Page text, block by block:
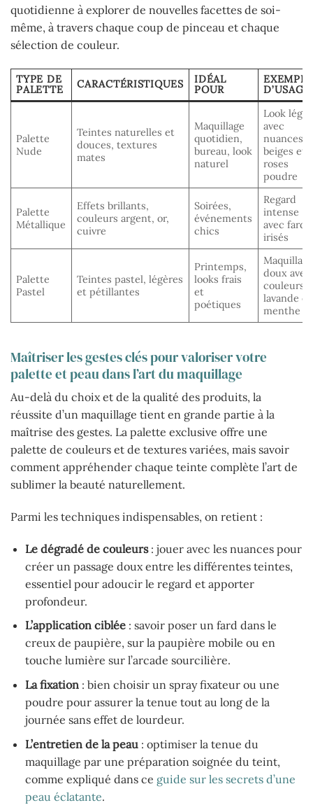
quotidienne à explorer de nouvelles facettes de soi-
même, à travers chaque coup de pinceau et chaque
sélection de couleur.
TYPE DE
PALETTE
CARACTÉRISTIQUES
IDÉAL
POUR
EXEMPLE
D’USAGE
Palette
Nude
Teintes naturelles et
douces, textures
mates
Maquillage
quotidien,
bureau, look
naturel
Look léger
avec
nuances
beiges et
roses
poudre
Palette
Métallique
Effets brillants,
couleurs argent, or,
cuivre
Soirées,
événements
chics
Regard
intense
avec fards
irisés
Palette
Pastel
Teintes pastel, légères
et pétillantes
Printemps,
looks frais
et
poétiques
doux avec
couleurs
lavande et
menthe
Maîtriser les gestes clés pour valoriser votre
palette et peau dans l’art du maquillage
Au-delà du choix et de la qualité des produits, la
réussite d’un maquillage tient en grande partie à la
maîtrise des gestes. La palette exclusive offre une
palette de couleurs et de textures variées, mais savoir
comment appréhender chaque teinte complète l’art de
sublimer la beauté naturellement.
Parmi les techniques indispensables, on retient :
Le dégradé de couleurs: jouer avec les nuances pour
créer un passage doux entre les différentes teintes,
essentiel pour adoucir le regard et apporter
profondeur.
L’application ciblée: savoir poser un fard dans le
creux de paupière, sur la paupière mobile ou en
touche lumière sur l’arcade sourcilière.
La fixation: bien choisir un spray fixateur ou une
poudre pour assurer la tenue tout au long de la
journée sans effet de lourdeur.
L’entretien de la peau: optimiser la tenue du
maquillage par une préparation soignée du teint,
comme expliqué dans ce guide sur les secrets d’une
peau éclatante.